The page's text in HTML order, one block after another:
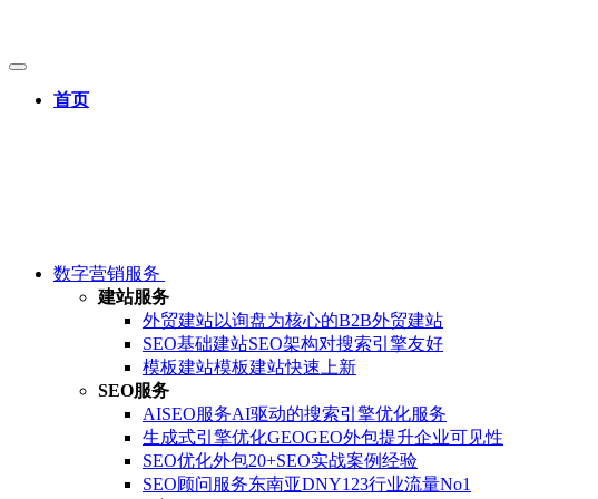
首页
数字营销服务
建站服务
外贸建站以询盘为核心的B2B外贸建站
SEO基础建站SEO架构对搜索引擎友好
模板建站模板建站快速上新
SEO服务
AISEO服务AI驱动的搜索引擎优化服务
生成式引擎优化GEOGEO外包提升企业可见性
SEO优化外包20+SEO实战案例经验
SEO顾问服务东南亚DNY123行业流量No1